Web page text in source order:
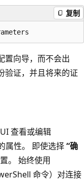
复制
置向导，而不会出
验证，并且将来的证
查看或编辑
属性。 即使选择“确
。 始终使用
命令）对连接